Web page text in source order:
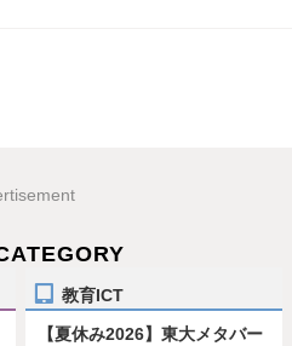
教育ICT
【夏休み2026】東大メタバー